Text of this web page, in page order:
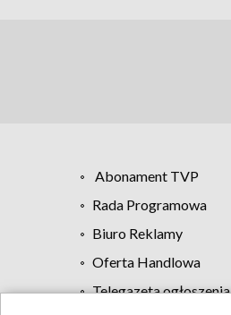
Abonament TVP
Rada Programowa
Biuro Reklamy
Oferta Handlowa
Telegazeta ogłoszenia